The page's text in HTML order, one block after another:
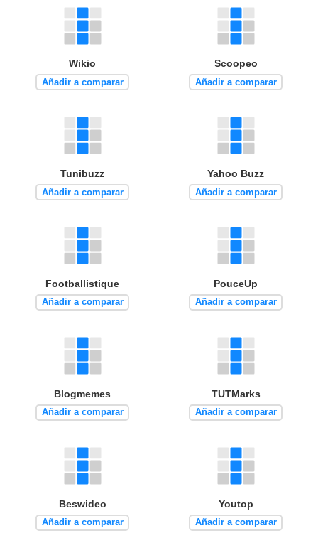
Wikio
Añadir a comparar
Scoopeo
Añadir a comparar
Tunibuzz
Añadir a comparar
Yahoo Buzz
Añadir a comparar
Footballistique
Añadir a comparar
PouceUp
Añadir a comparar
Blogmemes
Añadir a comparar
TUTMarks
Añadir a comparar
Beswideo
Añadir a comparar
Youtop
Añadir a comparar